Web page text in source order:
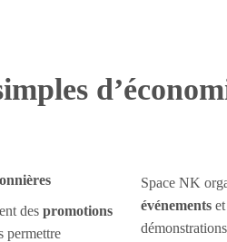
des promotions
permettre
Space NK
événements